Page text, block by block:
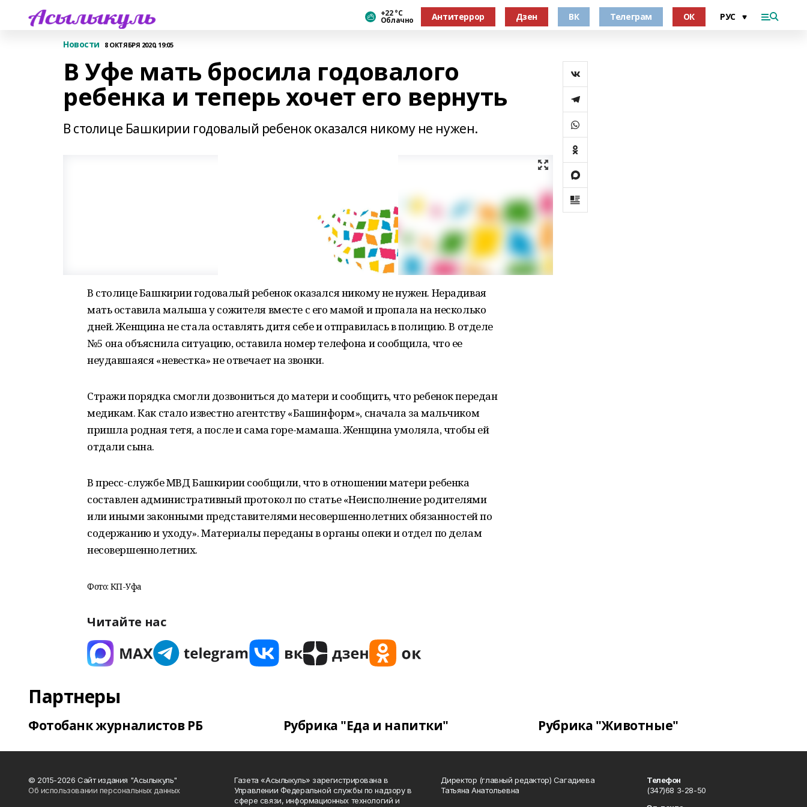
+22 °С
Облачно Антитеррор Дзен ВК Телеграм ОК
Новости 8 ОКТЯБРЯ 2020, 19:05
В Уфе мать бросила годовалого
ребенка и теперь хочет его вернуть
В столице Башкирии годовалый ребенок оказался никому не нужен.
В столице Башкирии годовалый ребенок оказался никому не нужен. Нерадивая
мать оставила малыша у сожителя вместе с его мамой и пропала на несколько
дней. Женщина не стала оставлять дитя себе и отправилась в полицию. В отделе
№5 она объяснила ситуацию, оставила номер телефона и сообщила, что ее
неудавшаяся «невестка» не отвечает на звонки.
Стражи порядка смогли дозвониться до матери и сообщить, что ребенок передан
медикам. Как стало известно агентству «Башинформ», сначала за мальчиком
пришла родная тетя, а после и сама горе-мамаша. Женщина умоляла, чтобы ей
отдали сына.
В пресс-службе МВД Башкирии сообщили, что в отношении матери ребенка
составлен административный протокол по статье «Неисполнение родителями
или иными законными представителями несовершеннолетних обязанностей по
содержанию и уходу». Материалы переданы в органы опеки и отдел по делам
несовершеннолетних.
Фото: КП-Уфа
Читайте нас
Партнеры
Фотобанк журналистов РБ Рубрика "Еда и напитки" Рубрика "Животные"
© 2015-2026 Сайт издания "Асылыкуль"
Об использовании персональных данных
Газета «Асылыкуль» зарегистрирована в
Управлении Федеральной службы по надзору в
сфере связи, информационных технологий и
Директор (главный редактор) Сагадиева
Татьяна Анатольевна
Телефон
(347)68 3-28-50